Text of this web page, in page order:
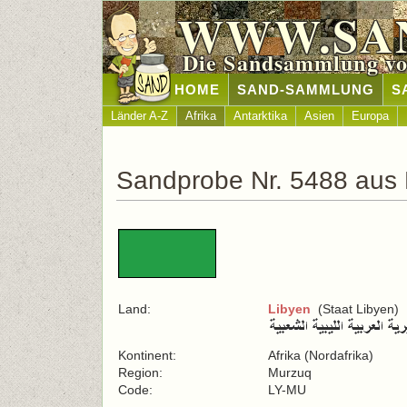
Die Sandsammlung
HOME SAND-SAMMLUNG
Länder A-Z Afrika Antarktika Asien Europa
Sandprobe Nr. 5488 aus
Land: Libyen (Staat Libyen)
Kontinent:
Afrika (Nordafrika)
Region:
Murzuq
Code:
LY-MU